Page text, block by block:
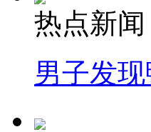
热点新闻
男子发